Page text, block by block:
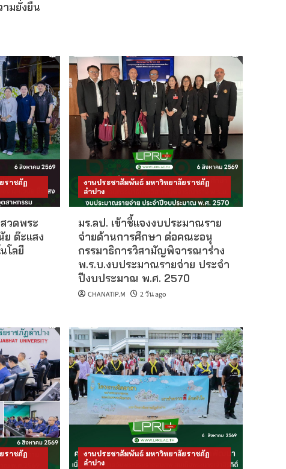
1
เป็นพนักงานราชการ
ทั่วไป ครั้งที่ 2/2569
จำนวน 2 อัตรา
2
ข่าวรับสมัครงาน
มหาวิทยาลัย
ประจำปี 2569
รับสมัครบุคคลเพื่อสอบ
แข่งขันเป็นพนักงาน
มหาวิทยาลัย ตำแหน่ง
ประเภทวิชาการ งบเงิน
รายได้ จำนวน 1 อัตรา
ข่าวรับสมัครงาน
ประจำปี 2569
รับสมัครบุคคลเพื่อสอบ
แข่งขันเป็นพนักงาน
มหาวิทยาลัย ตำแหน่ง
ประเภทวิชาการ งบเงิน
รายได้ จำนวน 1 อัตรา
4
ประจำปี 2569
ประกาศรายชื่อผู้ผ่าน
เกณฑ์การสอบแข่งขันเป็น
พนักงานมหาวิทยาลัย
ตำแหน่งประเภทวิชาการ
งบรายได้
5
ข่าวรับสมัครงาน
มหาวิทยาลัย
ประจำปี 2569
ประกาศรายชื่อผู้ผ่าน
เกณฑ์การสอบแข่งขันเป็น
มยั่งยืน
ราชภัฏ
วดพระ
ย ต๊ะแสง
โลยี
งานประชาสัมพันธ์ มหาวิทยาลัยราชภัฏ
ลำปาง
มร.ลป. เข้าชี้แจงงบประมาณราย
จ่ายด้านการศึกษา ต่อคณะอนุ
กรรมาธิการวิสามัญพิจารณาร่าง
พ.ร.บ.งบประมาณรายจ่าย ประจำ
ปีงบประมาณ พ.ศ. 2570
CHANATIP.M 2 วัน ago
ราชภัฏ
งานประชาสัมพันธ์ มหาวิทยาลัยราชภัฏ
ลำปาง